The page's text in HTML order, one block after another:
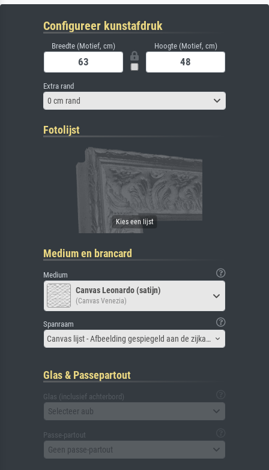
Configureer kunstafdruk
Breedte (Motief, cm) Hoogte (Motief, cm)
Extra rand
0 cm rand
Fotolijst
Medium en brancard
Medium
Canvas Leonardo (satijn)
(Canvas Venezia)
Spanraam
Canvas lijst - Afbeelding gespiegeld aan de zijkant
Glas & Passepartout
Glas (inclusief achterbord)
Selecteer aub
Passe-partout
Geen passe-partout